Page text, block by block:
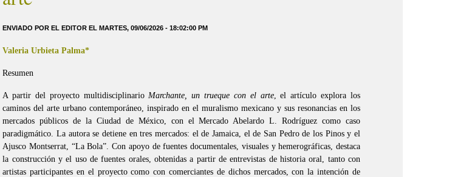
ENVIADO POR EL EDITOR EL MARTES, 09/06/2026 - 18:02:00 PM
Valeria Urbieta Palma*
Resumen
A partir del proyecto multidisciplinarioMarchante, un trueque con el arte, el artículo explora los
caminos del arte urbano contemporáneo, inspirado en el muralismo mexicano y sus resonancias en los
mercados públicos de la Ciudad de México, con el Mercado Abelardo L. Rodríguez como caso
paradigmático. La autora se detiene en tres mercados: el de Jamaica, el de San Pedro de los Pinos y el
Ajusco Montserrat, “La Bola”. Con apoyo de fuentes documentales, visuales y hemerográficas, destaca
la construcción y el uso de fuentes orales, obtenidas a partir de entrevistas de historia oral, tanto con
artistas participantes en el proyecto como con comerciantes de dichos mercados, con la intención de